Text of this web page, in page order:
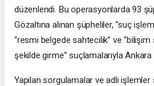
düzenlendi. Bu operasyonlarda 93
Gözaltına alınan şüpheliler, “suç
“resmi belgede sahtecilik” ve “bilişim
şekilde girme” suçlamalarıyla Ankara
Yapılan sorgulamalar ve adli